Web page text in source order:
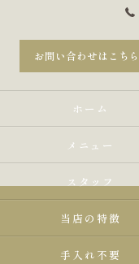
お問い合わせはこちら
ホーム
メニュー
スタッフ
当店の特徴
手入れ不要